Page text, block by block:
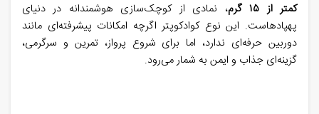
کمتر از ۱۵ گرم
، نمادی از کوچک‌سازی هوشمندانه در دنیای
پهپادهاست. این نوع کوادکوپتر اگرچه امکانات پیشرفته‌ای مانند
دوربین حرفه‌ای ندارد، اما برای شروع پرواز، تمرین و سرگرمی،
گزینه‌ای جذاب و ایمن به شمار می‌رود.